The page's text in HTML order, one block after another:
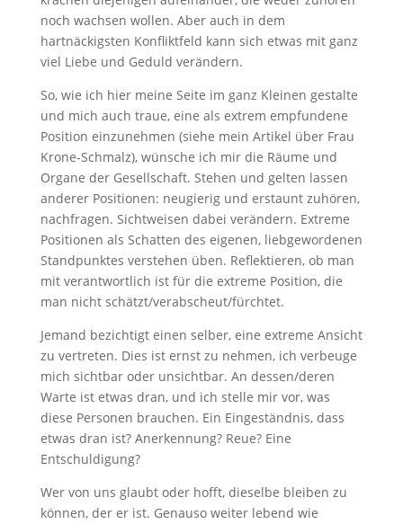
noch wachsen wollen. Aber auch in dem
hartnäckigsten Konfliktfeld kann sich etwas mit ganz
viel Liebe und Geduld verändern.
So, wie ich hier meine Seite im ganz Kleinen gestalte
und mich auch traue, eine als extrem empfundene
Position einzunehmen (siehe mein Artikel über Frau
Krone-Schmalz), wünsche ich mir die Räume und
Organe der Gesellschaft. Stehen und gelten lassen
anderer Positionen: neugierig und erstaunt zuhören,
nachfragen. Sichtweisen dabei verändern. Extreme
Positionen als Schatten des eigenen, liebgewordenen
Standpunktes verstehen üben. Reflektieren, ob man
mit verantwortlich ist für die extreme Position, die
man nicht schätzt/verabscheut/fürchtet.
Jemand bezichtigt einen selber, eine extreme Ansicht
zu vertreten. Dies ist ernst zu nehmen, ich verbeuge
mich sichtbar oder unsichtbar. An dessen/deren
Warte ist etwas dran, und ich stelle mir vor, was
diese Personen brauchen. Ein Eingeständnis, dass
etwas dran ist? Anerkennung? Reue? Eine
Entschuldigung?
Wer von uns glaubt oder hofft, dieselbe bleiben zu
können, der er ist. Genauso weiter lebend wie